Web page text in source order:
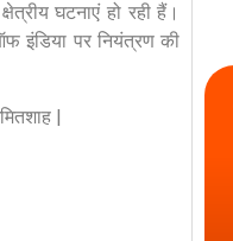
घटनाएं हो रही हैं।
पर नियंत्रण की